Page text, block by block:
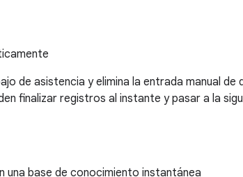
de asistencia y elimina la entrada manual
finalizar registros al instante y pasar a la
una base de conocimiento instantánea